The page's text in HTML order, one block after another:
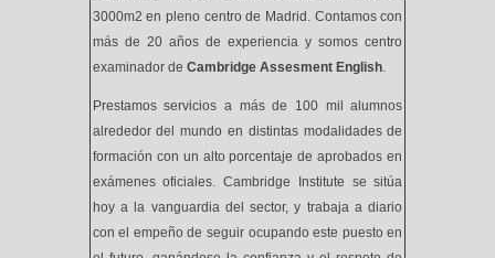
3000m2 en pleno centro de Madrid. Contamos con
más de 20 años de experiencia y somos centro
examinador de Cambridge Assesment English.
Prestamos servicios a más de 100 mil alumnos
alrededor del mundo en distintas modalidades de
formación con un alto porcentaje de aprobados en
exámenes oficiales. Cambridge Institute se sitúa
hoy a la vanguardia del sector, y trabaja a diario
con el empeño de seguir ocupando este puesto en